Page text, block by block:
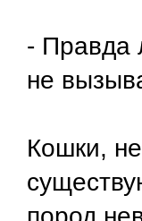
- Правда
не
Кошки,